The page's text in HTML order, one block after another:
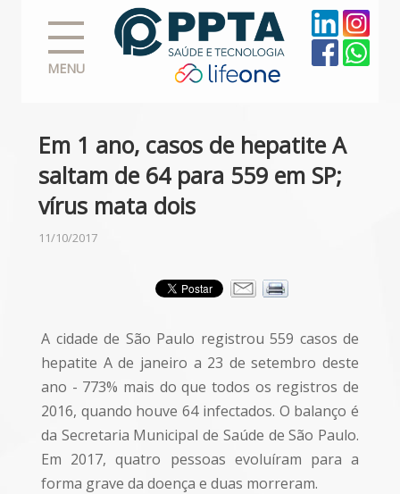
MENU
Em 1 ano, casos de hepatite A
saltam de 64 para 559 em SP;
vírus mata dois
11/10/2017
A cidade de São Paulo registrou 559 casos de
hepatite A de janeiro a 23 de setembro deste
ano - 773% mais do que todos os registros de
2016, quando houve 64 infectados. O balanço é
da Secretaria Municipal de Saúde de São Paulo.
Em 2017, quatro pessoas evoluíram para a
forma grave da doença e duas morreram.